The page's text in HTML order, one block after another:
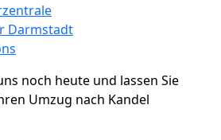
Darmstadt
noch heute und lassen Sie
Umzug nach Kandel